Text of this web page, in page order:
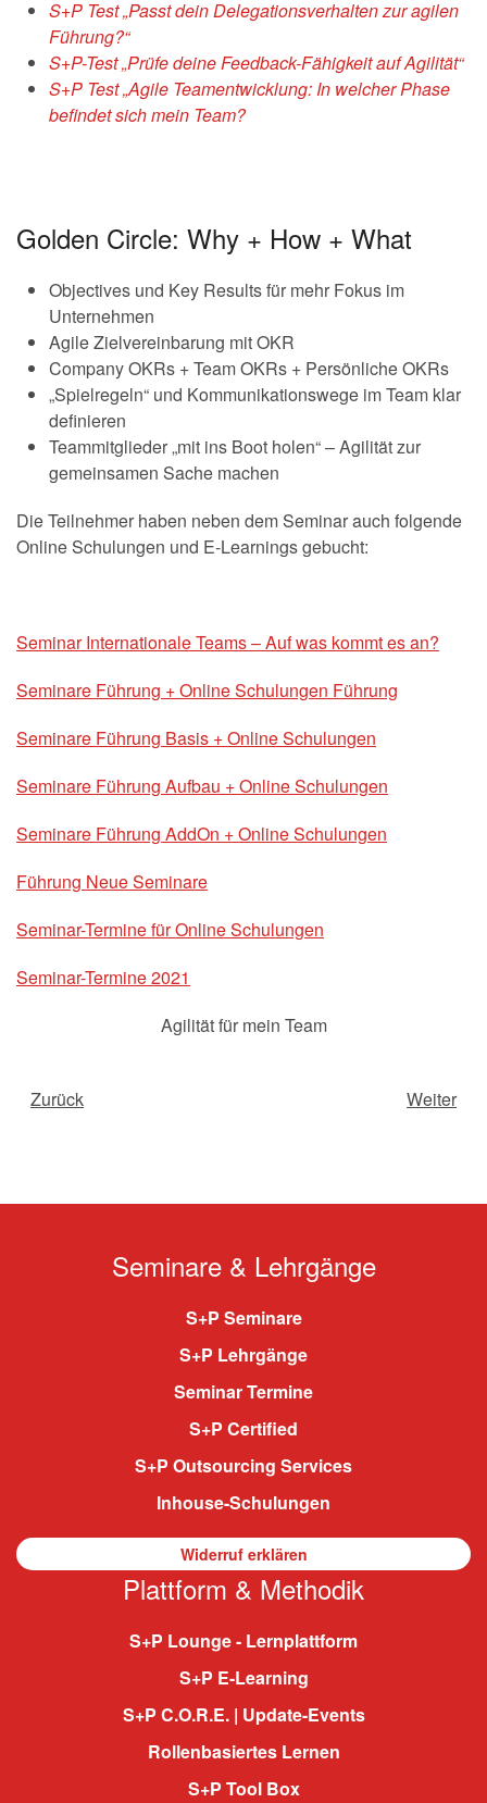
S+P Test „Passt dein Delegationsverhalten zur agilen
Führung?“
S+P-Test „Prüfe deine Feedback-Fähigkeit auf Agilität“
S+P Test „Agile Teamentwicklung: In welcher Phase
befindet sich mein Team?
Golden Circle: Why + How + What
Objectives und Key Results für mehr Fokus im
Unternehmen
Agile Zielvereinbarung mit OKR
Company OKRs + Team OKRs + Persönliche OKRs
„Spielregeln“ und Kommunikationswege im Team klar
definieren
Teammitglieder „mit ins Boot holen“ – Agilität zur
gemeinsamen Sache machen
Die Teilnehmer haben neben dem Seminar auch folgende
Online Schulungen und E-Learnings gebucht:
Seminar Internationale Teams – Auf was kommt es an?
Seminare Führung + Online Schulungen Führung
Seminare Führung Basis + Online Schulungen
Seminare Führung Aufbau + Online Schulungen
Seminare Führung AddOn + Online Schulungen
Führung Neue Seminare
Seminar-Termine für Online Schulungen
Seminar-Termine 2021
Agilität für mein Team
Zurück Weiter
Seminare & Lehrgänge
S+P Seminare
S+P Lehrgänge
Seminar Termine
S+P Certified
S+P Outsourcing Services
Inhouse-Schulungen
Widerruf erklären
Plattform & Methodik
S+P Lounge - Lernplattform
S+P E-Learning
S+P C.O.R.E. | Update-Events
Rollenbasiertes Lernen
S+P Tool Box